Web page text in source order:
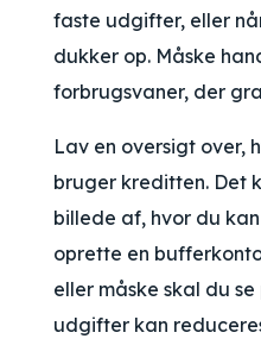
faste udgifter, eller
dukker op. Måske
forbrugsvaner, der
Lav en oversigt over,
bruger kreditten. Det
billede af, hvor du
oprette en
eller måske skal du
udgifter kan